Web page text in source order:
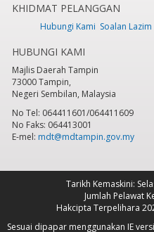
KHIDMAT PELANGGAN
Hubungi Kami Soalan Lazim
HUBUNGI KAMI
Majlis Daerah Tampin
73000 Tampin,
Negeri Sembilan, Malaysia
No Tel: 064411601/064411609
No Faks: 064413001
E-mel: mdt@mdtampin.gov.my
Tarikh Kemaskini:
Jumlah Pelawat
Hakcipta Terpelihara
Sesuai dipapar menggunakan IE